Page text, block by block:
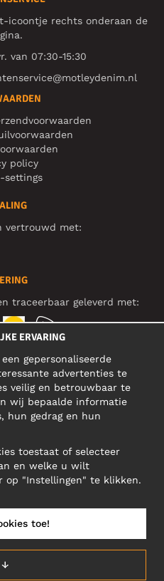
icoontje rechts onderaan de
van 07:30-15:30
policy
settings
vertrouwd met:
traceerbaar geleverd met:
MEDIA
10117 Tallinn
(NL)
ERVARING
gepersonaliseerde
advertenties te
veilig en betrouwbaar te
wij bepaalde informatie
hun gedrag en hun
toestaat of selecteer
en welke u wilt
op "Instellingen" te klikken.
↓
toe!